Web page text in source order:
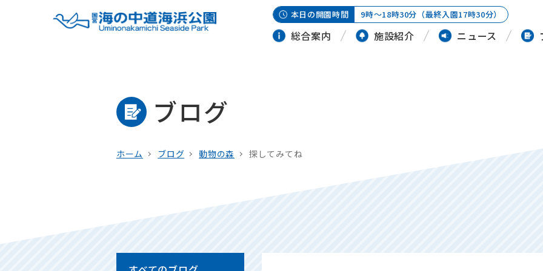
本日の開園時間 9時～18時30分（最終入園17時30分）
総合案内 施設紹介 ニュース
ブログ
ホーム ブログ 動物の森 探してみてね